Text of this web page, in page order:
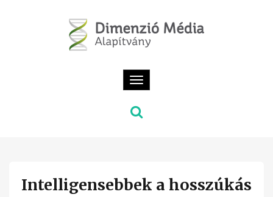
Toggle
navigation
Intelligensebbek a hosszúkás